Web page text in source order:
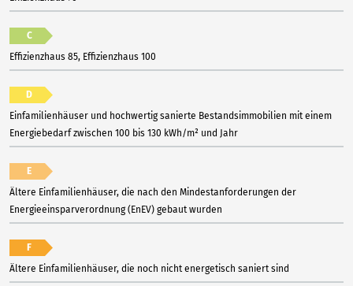
C
Effizienzhaus 85, Effizienzhaus 100
D
Einfamilienhäuser und hochwertig sanierte Bestandsimmobilien mit einem
Energiebedarf zwischen 100 bis 130 kWh/m² und Jahr
E
Ältere Einfamilienhäuser, die nach den Mindestanforderungen der
Energieeinsparverordnung (EnEV) gebaut wurden
F
Ältere Einfamilienhäuser, die noch nicht energetisch saniert sind